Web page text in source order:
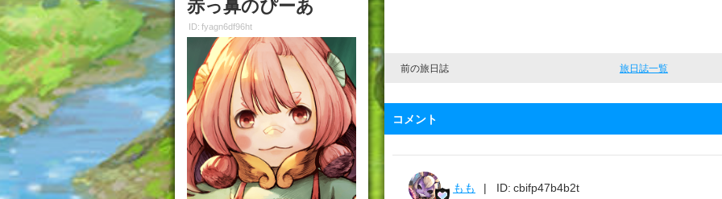
ID: fyagn6df96ht
ぴ
あ
前の旅日誌 旅日誌一覧
コメント
もも ID: cbifp47b4b2t